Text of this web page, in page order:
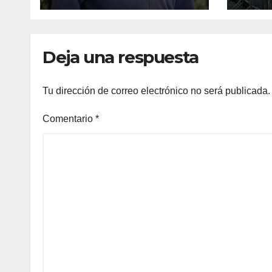
SONOMA,
DEL MES DE
GRAN TRABAJO EN
Deja una respuesta
Tu dirección de correo electrónico no será publicada.
Comentario *